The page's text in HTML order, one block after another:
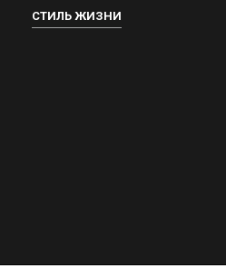
СТИЛЬ ЖИЗНИ